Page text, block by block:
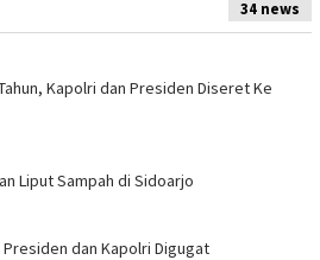
34 news
Kapolri dan Presiden Diseret Ke
Liput Sampah di Sidoarjo
dan Kapolri Digugat